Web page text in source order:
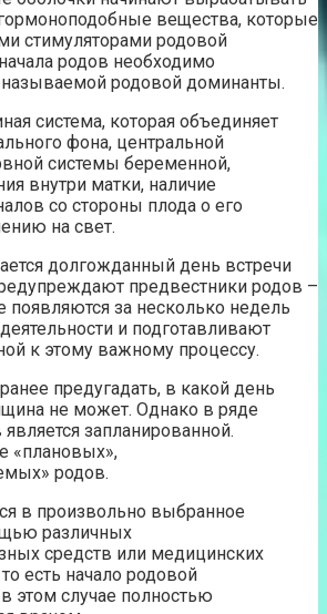
вещества, которые
стимуляторами родовой
родов необходимо
родовой доминанты.
система, которая объединяет
фона, центральной
системы беременной,
внутри матки, наличие
со стороны плода о его
на свет.
долгожданный день встречи
предвестники родов –
за несколько недель
и подготавливают
к этому важному процессу.
предугадать, в какой день
не может. Однако в ряде
запланированной.
«плановых»,
родов.
в произвольно выбранное
различных
средств или медицинских
есть начало родовой
этом случае полностью